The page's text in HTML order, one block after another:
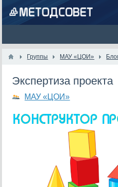
Группы МАУ «ЦОИ»
Экспертиза проекта
МАУ «ЦОИ»